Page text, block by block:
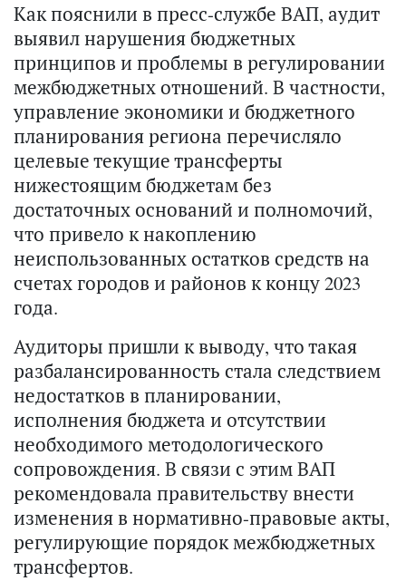
Как пояснили в пресс-службе ВАП, аудит
выявил нарушения бюджетных
принципов и проблемы в регулировании
межбюджетных отношений. В частности,
управление экономики и бюджетного
планирования региона перечисляло
целевые текущие трансферты
нижестоящим бюджетам без
достаточных оснований и полномочий,
что привело к накоплению
неиспользованных остатков средств на
счетах городов и районов к концу 2023
года.
Аудиторы пришли к выводу, что такая
разбалансированность стала следствием
недостатков в планировании,
исполнения бюджета и отсутствии
необходимого методологического
сопровождения. В связи с этим ВАП
рекомендовала правительству внести
изменения в нормативно-правовые акты,
регулирующие порядок межбюджетных
трансфертов.